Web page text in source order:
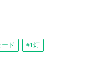
ード #1灯